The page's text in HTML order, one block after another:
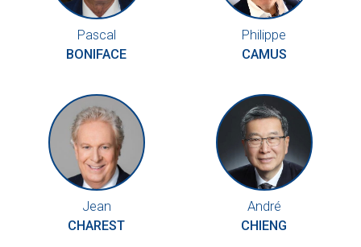
Pascal
BONIFACE
Philippe
CAMUS
Jean
CHAREST
André
CHIENG